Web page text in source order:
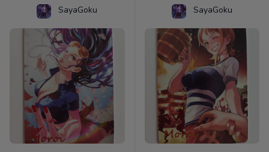
SayaGoku SayaGoku